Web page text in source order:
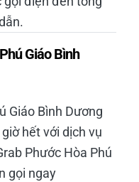
Giáo Bình
Giáo Bình Dương
hết với dịch vụ
Phước Hòa Phú
gọi ngay